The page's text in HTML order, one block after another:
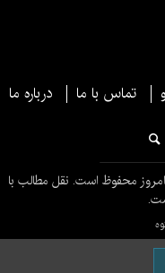
تماس با ما درباره ما
محفوظ است. نقل مطالب با